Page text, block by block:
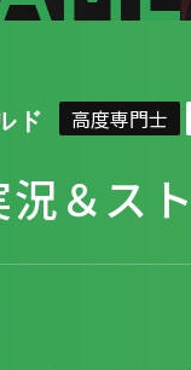
ド 高度専門士
況＆ス